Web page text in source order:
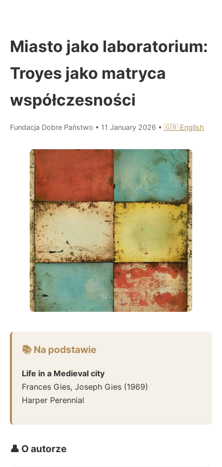
Miasto jako laboratorium:
Troyes jako matryca
współczesności
Fundacja Dobre Państwo • 11 January 2026 • 🇬🇧 English
📚 Na podstawie
Life in a Medieval city
Frances Gies, Joseph Gies (1969)
Harper Perennial
👤 O autorze